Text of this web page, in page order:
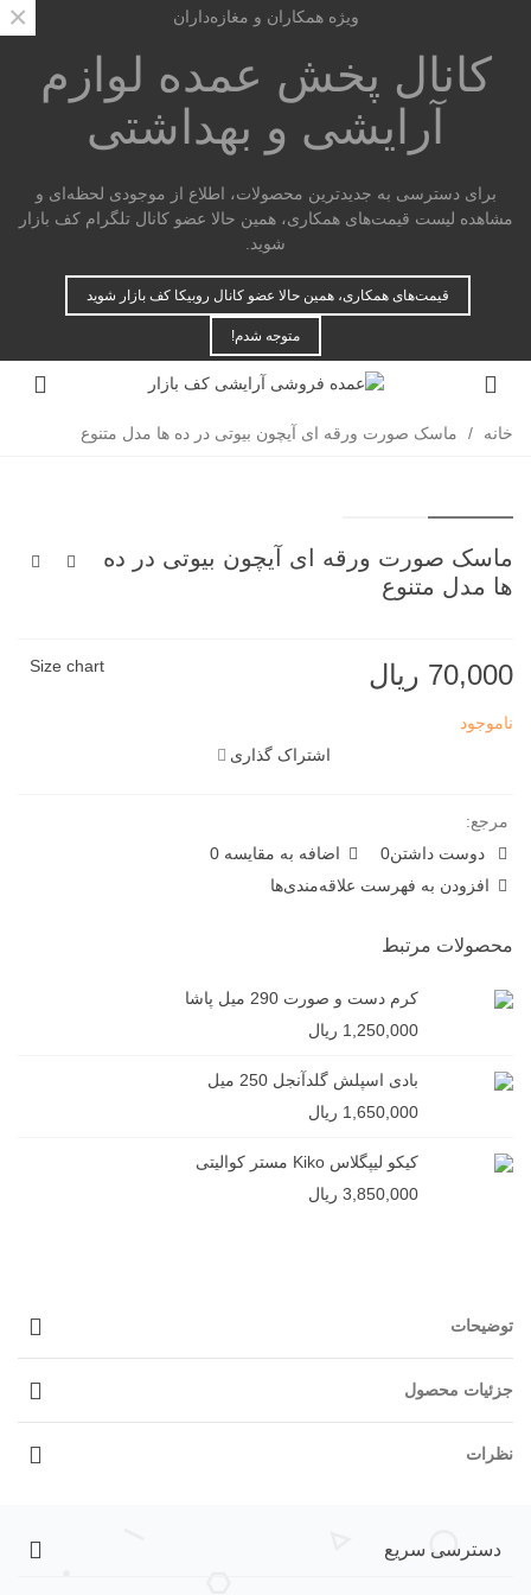
ویژه همکاران و مغازه‌داران
کانال پخش عمده لوازم
آرایشی و بهداشتی
برای دسترسی به جدیدترین محصولات، اطلاع از موجودی لحظه‌ای و
مشاهده لیست قیمت‌های همکاری، همین حالا عضو کانال تلگرام کف بازار
شوید.
قیمت‌های همکاری، همین حالا عضو کانال روبیکا کف بازار شوید
متوجه شدم!
×
خانه / ماسک صورت ورقه ای آیچون بیوتی در ده ها مدل متنوع
ماسک صورت ورقه ای آیچون بیوتی در ده
ها مدل متنوع
70,000 ریال Size chart
ناموجود
اشتراک گذاری
مرجع:
دوست داشتن0 اضافه به مقایسه 0
افزودن به فهرست علاقه‌مندی‌ها
محصولات مرتبط
کرم دست و صورت 290 میل پاشا
1,250,000 ریال
بادی اسپلش گلدآنجل 250 میل
1,650,000 ریال
کیکو لیپگلاس Kiko مستر کوالیتی
3,850,000 ریال
توضیحات
جزئیات محصول
نظرات
دسترسی سریع